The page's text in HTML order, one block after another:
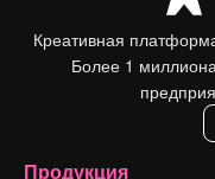
Креативная
Более 1
Продукция